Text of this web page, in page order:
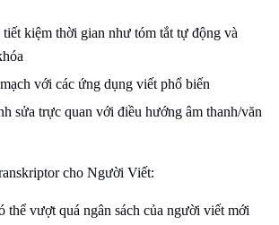
tiết kiệm thời gian như tóm tắt tự động và
với các ứng dụng viết phổ biến
sửa trực quan với điều hướng âm thanh/văn
cho Người Viết:
thể vượt quá ngân sách của người viết mới